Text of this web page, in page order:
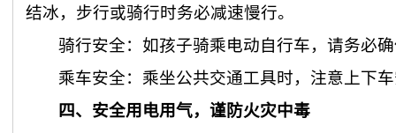
结冰，步行或骑行时务必减速慢行。
骑行安全：如孩子骑乘电动自行车，请务必
乘车安全：乘坐公共交通工具时，注意上下
四、安全用电用气，谨防火灾中毒